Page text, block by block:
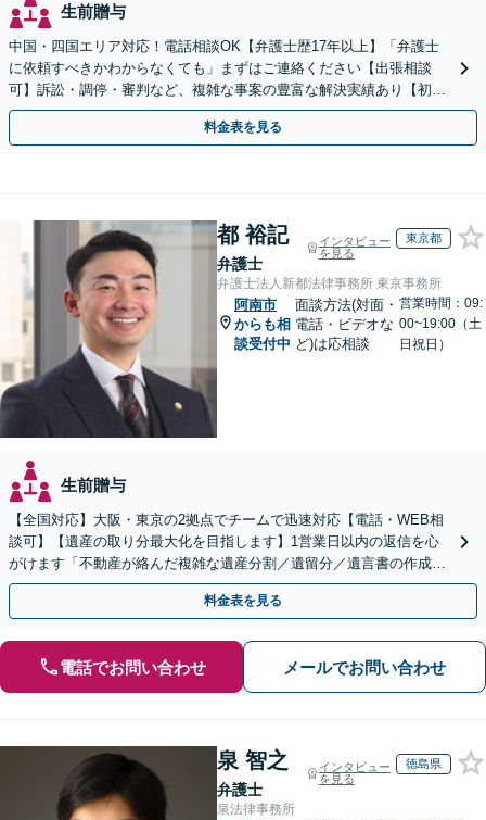
生前贈与
中国・四国エリア対応！電話相談OK【弁護士歴17年以上】「弁護士
に依頼すべきかわからなくても」まずはご連絡ください【出張相談
可】訴訟・調停・審判など、複雑な事案の豊富な解決実績あり【初回
相談無料】初回面談のみで解決できるケースもあります
料金表を見る
都 裕記
弁護士
インタビュー
を見る
東京都
弁護士法人新都法律事務所 東京事務所
阿南市
からも相
談受付中
面談方法(対面・
電話・ビデオな
ど)は応相談
営業時間：09:
00~19:00（土
日祝日）
生前贈与
【全国対応】大阪・東京の2拠点でチームで迅速対応【電話・WEB相
談可】【遺産の取り分最大化を目指します】1営業日以内の返信を心
がけます「不動産が絡んだ複雑な遺産分割／遺留分／遺言書の作成・
執行／事業承継など、お任せください」【休日相談あり】
料金表を見る
電話でお問い合わせ メールでお問い合わせ
泉 智之
弁護士
インタビュー
を見る
徳島県
泉法律事務所